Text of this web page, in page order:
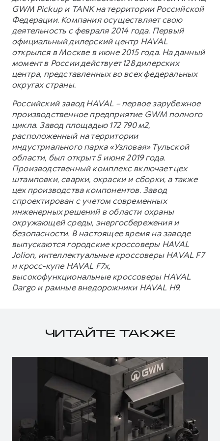
GWM Pickup и TANK на территории Российской
Федерации. Компания осуществляет свою
деятельность с февраля 2014 года. Первый
официальный дилерский центр HAVAL
открылся в Москве в июне 2015 года. На данный
момент в России действует 128 дилерских
центра, представленных во всех федеральных
округах страны.
Российский завод HAVAL – первое зарубежное
производственное предприятие GWM полного
цикла. Завод площадью 172 790 м2,
расположенный на территории
индустриального парка «Узловая» Тульской
области, был открыт 5 июня 2019 года.
Производственный комплекс включает цех
штамповки, сварки, окраски и сборки, а также
цех производства компонентов. Завод
спроектирован с учетом современных
инженерных решений в области охраны
окружающей среды, энергосбережения и
безопасности. В настоящее время на заводе
выпускаются городские кроссоверы HAVAL
Jolion, интеллектуальные кроссоверы HAVAL F7
и кросс-купе HAVAL F7x,
высокофункциональные кроссоверы HAVAL
Dargo и рамные внедорожники HAVAL H9.
ЧИТАЙТЕ ТАКЖЕ